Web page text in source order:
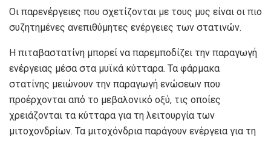
Οι παρενέργειες που σχετίζονται με τους μυς είναι οι πιο
συζητημένες ανεπιθύμητες ενέργειες των στατινών.
Η πιταβαστατίνη μπορεί να παρεμποδίζει την παραγωγή
ενέργειας μέσα στα μυϊκά κύτταρα. Τα φάρμακα
στατίνης μειώνουν την παραγωγή ενώσεων που
προέρχονται από το μεβαλονικό οξύ, τις οποίες
χρειάζονται τα κύτταρα για τη λειτουργία των
μιτοχονδρίων. Τα μιτοχόνδρια παράγουν ενέργεια για τη